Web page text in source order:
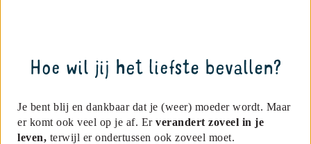
Hoe wil jij het liefste bevallen?
Je bent blij en dankbaar dat je (weer) moeder wordt. Maar
er komt ook veel op je af. Er verandert zoveel in je
leven, terwijl er ondertussen ook zoveel moet.